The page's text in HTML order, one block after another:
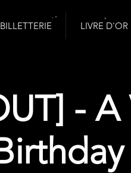
LIVRE D'OR
-